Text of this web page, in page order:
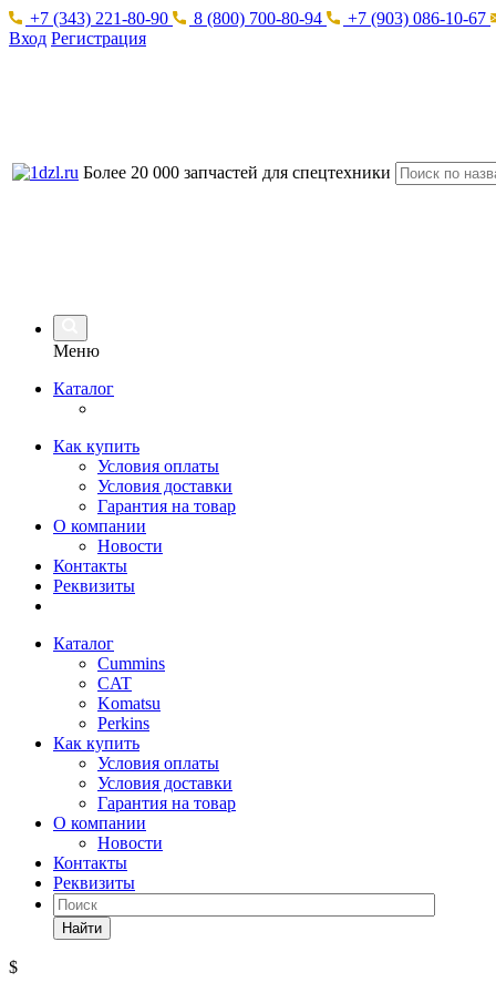
+7 (343) 221-80-90 8 (800) 700-80-94
+7 (903) 086-10-67
Вход Регистрация
Более 20 000 запчастей для спецтехники
Меню
Каталог
Как купить
Условия оплаты
Условия доставки
Гарантия на товар
О компании
Новости
Контакты
Реквизиты
Каталог
Cummins
CAT
Komatsu
Perkins
Как купить
Условия оплаты
Условия доставки
Гарантия на товар
О компании
Новости
Контакты
Реквизиты
Найти
$